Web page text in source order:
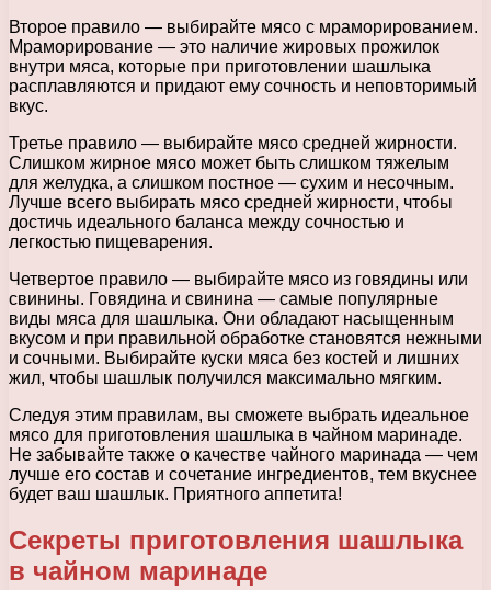
Второе правило — выбирайте мясо с мраморированием.
Мраморирование — это наличие жировых прожилок
внутри мяса, которые при приготовлении шашлыка
расплавляются и придают ему сочность и неповторимый
вкус.
Третье правило — выбирайте мясо средней жирности.
Слишком жирное мясо может быть слишком тяжелым
для желудка, а слишком постное — сухим и несочным.
Лучше всего выбирать мясо средней жирности, чтобы
достичь идеального баланса между сочностью и
легкостью пищеварения.
Четвертое правило — выбирайте мясо из говядины или
свинины. Говядина и свинина — самые популярные
виды мяса для шашлыка. Они обладают насыщенным
вкусом и при правильной обработке становятся нежными
и сочными. Выбирайте куски мяса без костей и лишних
жил, чтобы шашлык получился максимально мягким.
Следуя этим правилам, вы сможете выбрать идеальное
мясо для приготовления шашлыка в чайном маринаде.
Не забывайте также о качестве чайного маринада — чем
лучше его состав и сочетание ингредиентов, тем вкуснее
будет ваш шашлык. Приятного аппетита!
Секреты приготовления шашлыка
в чайном маринаде